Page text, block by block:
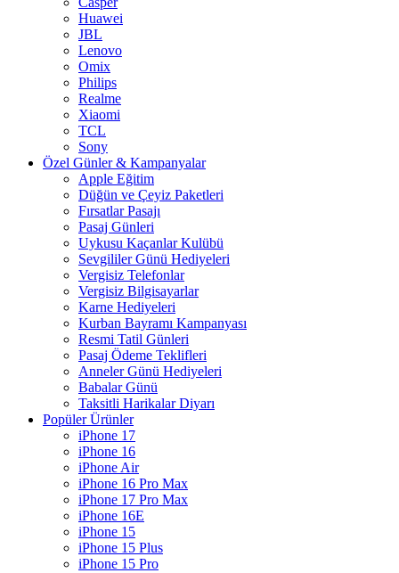
Huawei
JBL
Lenovo
Omix
Philips
Realme
Xiaomi
TCL
Sony
Özel Günler & Kampanyalar
Apple Eğitim
Düğün ve Çeyiz Paketleri
Fırsatlar Pasajı
Pasaj Günleri
Uykusu Kaçanlar Kulübü
Sevgililer Günü Hediyeleri
Vergisiz Telefonlar
Vergisiz Bilgisayarlar
Karne Hediyeleri
Kurban Bayramı Kampanyası
Resmi Tatil Günleri
Pasaj Ödeme Teklifleri
Anneler Günü Hediyeleri
Babalar Günü
Taksitli Harikalar Diyarı
Popüler Ürünler
iPhone 17
iPhone 16
iPhone Air
iPhone 16 Pro Max
iPhone 17 Pro Max
iPhone 16E
iPhone 15
iPhone 15 Plus
iPhone 15 Pro